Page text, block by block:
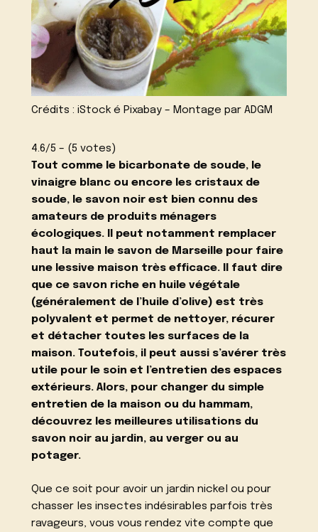
Crédits : iStock é Pixabay – Montage par ADGM
4.6/5 – (5 votes)
Tout comme le bicarbonate de soude, le
vinaigre blanc ou encore les cristaux de
soude, le savon noir est bien connu des
amateurs de produits ménagers
écologiques. Il peut notamment remplacer
haut la main le savon de Marseille pour faire
une lessive maison très efficace. Il faut dire
que ce savon riche en huile végétale
(généralement de l’huile d’olive) est très
polyvalent et permet de nettoyer, récurer
et détacher toutes les surfaces de la
maison. Toutefois, il peut aussi s’avérer très
utile pour le soin et l’entretien des espaces
extérieurs. Alors, pour changer du simple
entretien de la maison ou du hammam,
découvrez les meilleures utilisations du
savon noir au jardin, au verger ou au
potager.
Que ce soit pour avoir un jardin nickel ou pour
chasser les insectes indésirables parfois très
ravageurs, vous vous rendez vite compte que